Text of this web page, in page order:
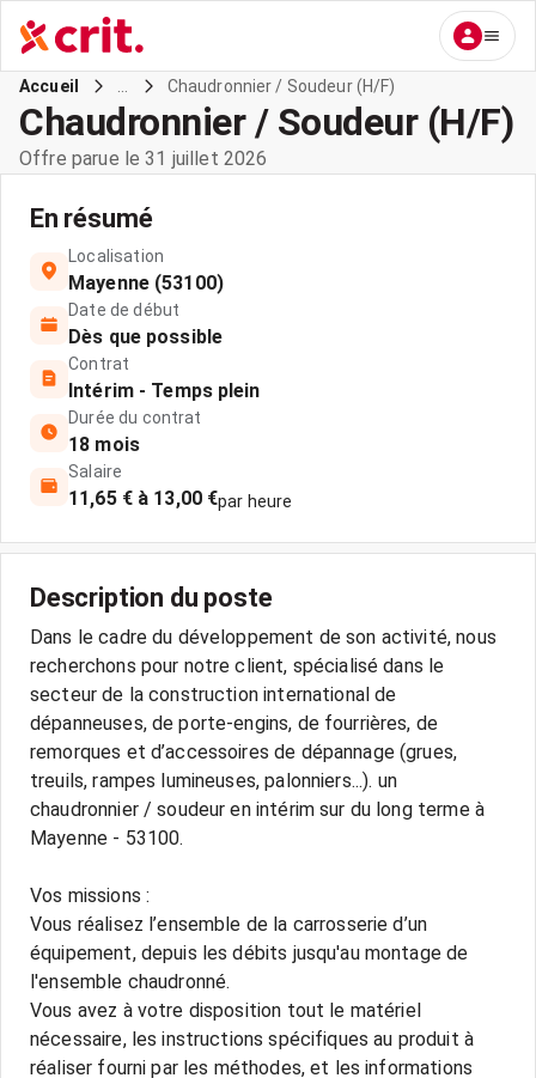
Accueil Chaudronnier / Soudeur (H/F)
Chaudronnier / Soudeur (H/F)
Offre parue le 31 juillet 2026
En résumé
Localisation
Mayenne (53100)
Date de début
Dès que possible
Contrat
Intérim - Temps plein
Durée du contrat
18 mois
Salaire
11,65 € à 13,00 €par heure
Description du poste
Dans le cadre du développement de son activité, nous
recherchons pour notre client, spécialisé dans le
secteur de la construction international de
dépanneuses, de porte-engins, de fourrières, de
remorques et d’accessoires de dépannage (grues,
treuils, rampes lumineuses, palonniers...). un
chaudronnier / soudeur en intérim sur du long terme à
Mayenne - 53100.
Vos missions :
Vous réalisez l’ensemble de la carrosserie d’un
équipement, depuis les débits jusqu'au montage de
l'ensemble chaudronné.
Vous avez à votre disposition tout le matériel
nécessaire, les instructions spécifiques au produit à
réaliser fourni par les méthodes, et les informations